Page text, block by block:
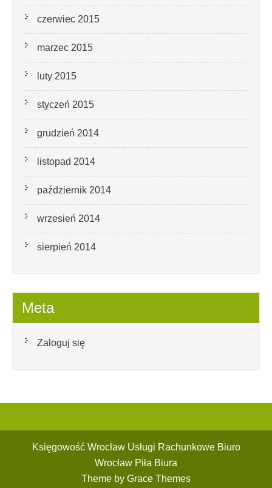
czerwiec 2015
marzec 2015
luty 2015
styczeń 2015
grudzień 2014
listopad 2014
październik 2014
wrzesień 2014
sierpień 2014
Meta
Zaloguj się
Księgowość Wrocław Usługi Rachunkowe Biuro
Wrocław Piła Biura
Theme by Grace Themes